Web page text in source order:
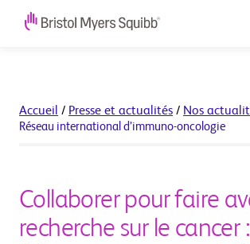
Accueil / Presse et actualités / Nos
Réseau international d’immuno-oncologie
Collaborer pour faire
recherche sur le cancer